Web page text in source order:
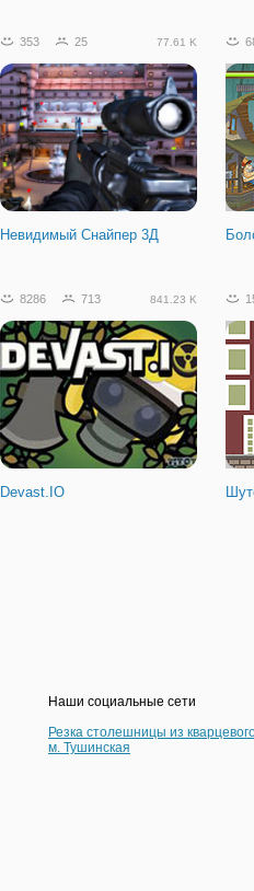
353 25 77.61 K
Невидимый Снайпер 3Д
8286 713 841.23 K
Devast.IO
Наши социальные сети
Резка столешницы из
м. Тушинская